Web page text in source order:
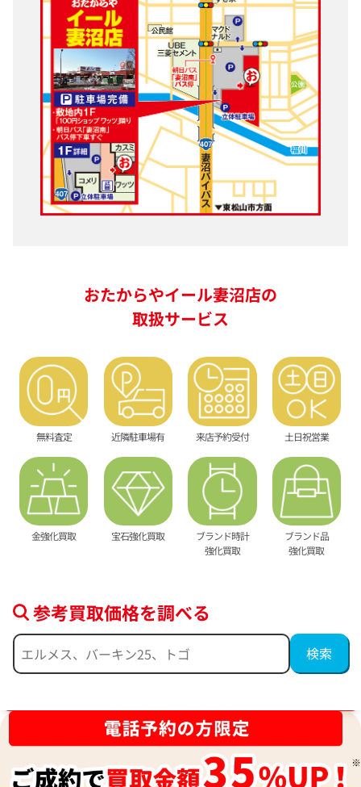
おたからやイール妻沼店の
取扱サービス
無料査定 近隣駐車場有 来店予約受付 土日祝営業
金強化買取 宝石強化買取
ブランド時計
強化買取
ブランド品
強化買取
参考買取価格を調べる